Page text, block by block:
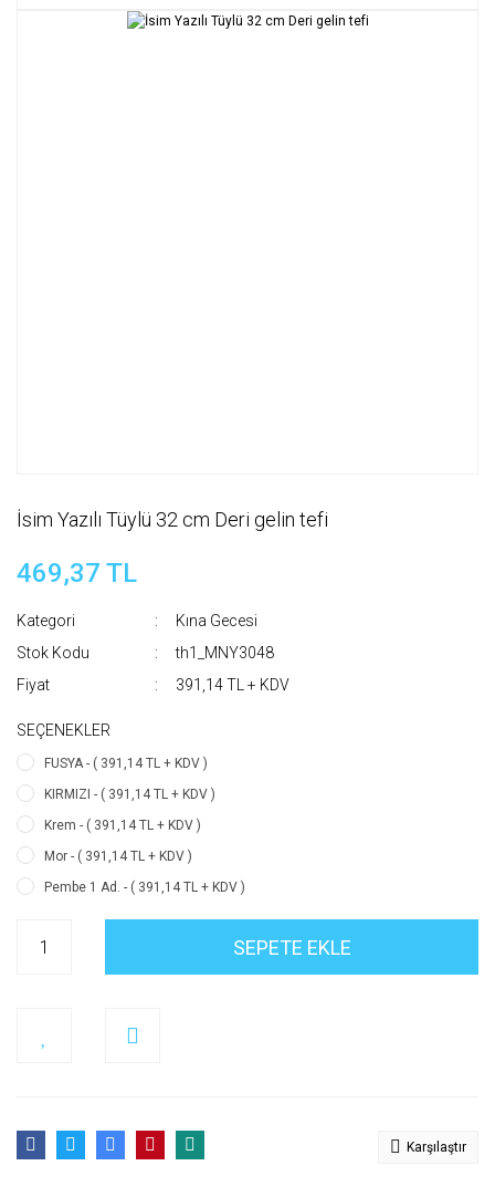
İsim Yazılı Tüylü 32 cm Deri gelin tefi
469,37 TL
Kategori
Kına Gecesi
Stok Kodu
th1_MNY3048
Fiyat
391,14 TL + KDV
SEÇENEKLER
FUSYA - ( 391,14 TL + KDV )
KIRMIZI - ( 391,14 TL + KDV )
Krem - ( 391,14 TL + KDV )
Mor - ( 391,14 TL + KDV )
Pembe 1 Ad. - ( 391,14 TL + KDV )
SEPETE EKLE
Karşılaştır